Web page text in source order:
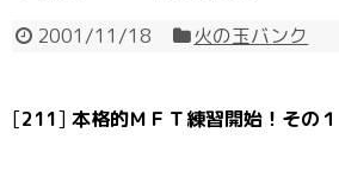
2001/11/18 火の玉バンク
[211] 本格的ＭＦＴ練習開始！その１